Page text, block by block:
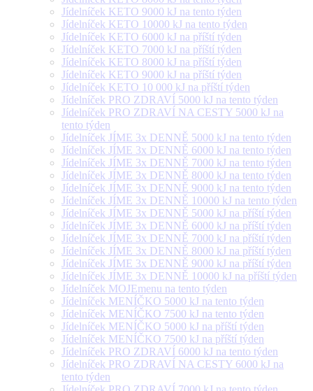
Jídelníček KETO 9000 kJ na tento týden
Jídelníček KETO 10000 kJ na tento týden
Jídelníček KETO 6000 kJ na příští týden
Jídelníček KETO 7000 kJ na příští týden
Jídelníček KETO 8000 kJ na příští týden
Jídelníček KETO 9000 kJ na příští týden
Jídelníček KETO 10 000 kJ na příští týden
Jídelníček PRO ZDRAVÍ 5000 kJ na tento týden
Jídelníček PRO ZDRAVÍ NA CESTY 5000 kJ na
tento týden
Jídelníček JÍME 3x DENNĚ 5000 kJ na tento týden
Jídelníček JÍME 3x DENNĚ 6000 kJ na tento týden
Jídelníček JÍME 3x DENNĚ 7000 kJ na tento týden
Jídelníček JÍME 3x DENNĚ 8000 kJ na tento týden
Jídelníček JÍME 3x DENNĚ 9000 kJ na tento týden
Jídelníček JÍME 3x DENNĚ 10000 kJ na tento týden
Jídelníček JÍME 3x DENNĚ 5000 kJ na příští týden
Jídelníček JÍME 3x DENNĚ 6000 kJ na příští týden
Jídelníček JÍME 3x DENNĚ 7000 kJ na příští týden
Jídelníček JÍME 3x DENNĚ 8000 kJ na příští týden
Jídelníček JÍME 3x DENNĚ 9000 kJ na příští týden
Jídelníček JÍME 3x DENNĚ 10000 kJ na příští týden
Jídelníček MOJEmenu na tento týden
Jídelníček MENÍČKO 5000 kJ na tento týden
Jídelníček MENÍČKO 7500 kJ na tento týden
Jídelníček MENÍČKO 5000 kJ na příští týden
Jídelníček MENÍČKO 7500 kJ na příští týden
Jídelníček PRO ZDRAVÍ 6000 kJ na tento týden
Jídelníček PRO ZDRAVÍ NA CESTY 6000 kJ na
tento týden